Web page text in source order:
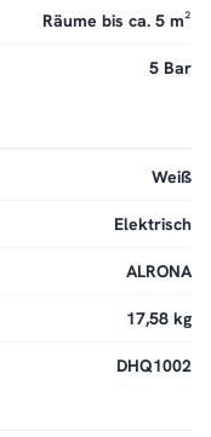
Räume bis ca. 5 m²
5 Bar
Weiß
Elektrisch
ALRONA
17,58 kg
DHQ1002